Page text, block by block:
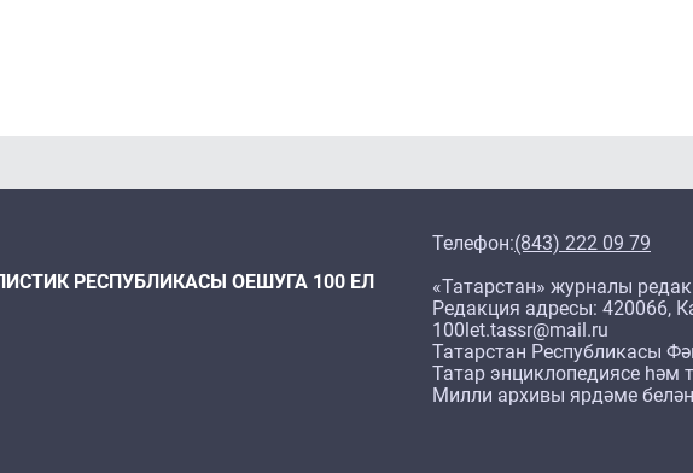
РЕСПУБЛИКАСЫ ОЕШУГА 100 ЕЛ
Телефон:(843) 222 09 79
«Татарстан» журналы
Редакция адресы: 420066,
100let.tassr@mail.ru
Татарстан Республикасы
Татар энциклопедиясе һәм
Милли архивы ярдәме